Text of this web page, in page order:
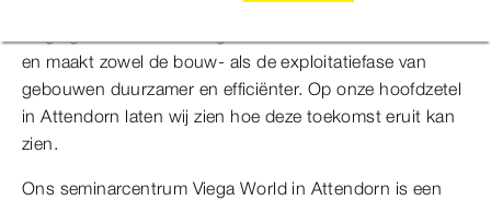
en maakt zowel de bouw- als de exploitatiefase van
gebouwen duurzamer en efficiënter. Op onze hoofdzetel
in Attendorn laten wij zien hoe deze toekomst eruit kan
zien.
Ons seminarcentrum Viega World in Attendorn is een